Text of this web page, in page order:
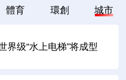
體育 環創 城市
界级“水上电梯”将成型